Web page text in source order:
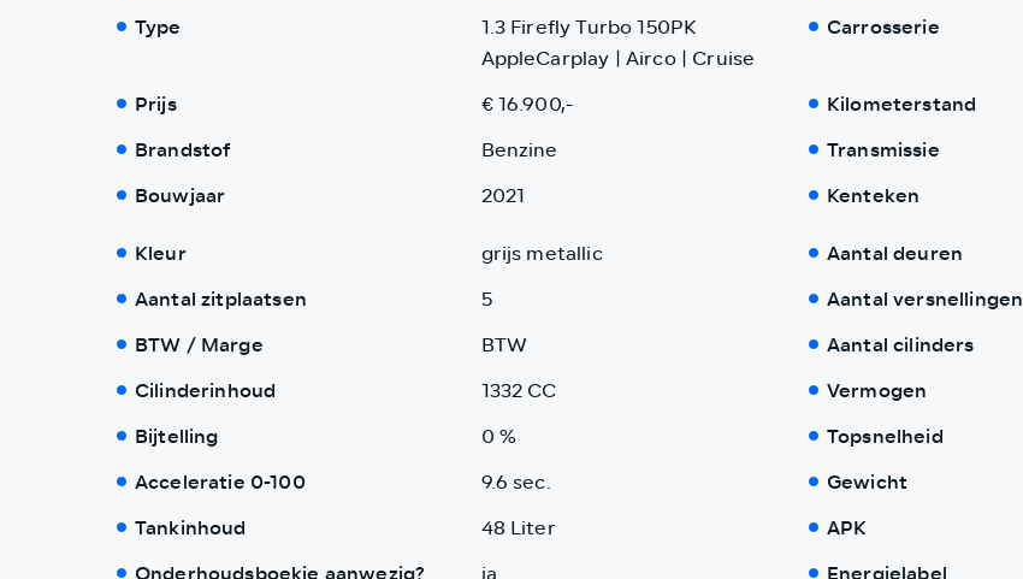
Type
1.3 Firefly Turbo 150PK
AppleCarplay | Airco | Cruise
Carrosserie
Prijs € 16.900,- Kilometerstand
Brandstof
Benzine Transmissie
Bouwjaar
2021 Kenteken
Kleur
grijs metallic Aantal deuren
Aantal zitplaatsen
5 Aantal versnellingen
BTW / Marge
BTW Aantal cilinders
Cilinderinhoud
1332 CC Vermogen
Bijtelling
0 % Topsnelheid
Acceleratie 0-100
9.6 sec. Gewicht
Tankinhoud
48 Liter APK